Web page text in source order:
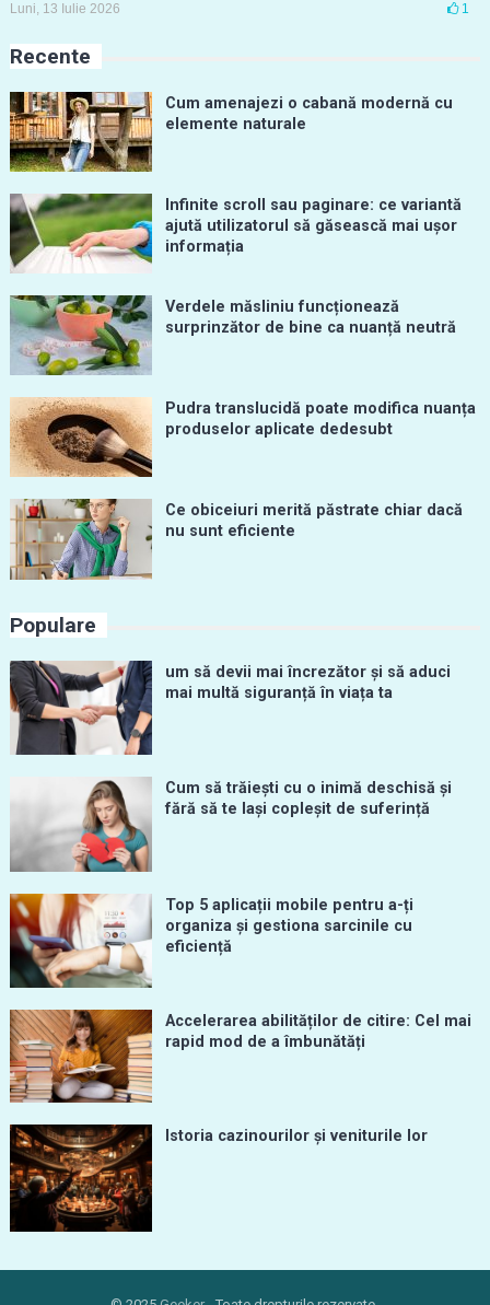
Luni, 13 Iulie 2026 1
Recente
Cum amenajezi o cabană modernă cu
elemente naturale
Infinite scroll sau paginare: ce variantă
ajută utilizatorul să găsească mai ușor
informația
Verdele măsliniu funcționează
surprinzător de bine ca nuanță neutră
Pudra translucidă poate modifica nuanța
produselor aplicate dedesubt
Ce obiceiuri merită păstrate chiar dacă
nu sunt eficiente
Populare
um să devii mai încrezător și să aduci
mai multă siguranță în viața ta
Cum să trăiești cu o inimă deschisă și
fără să te lași copleșit de suferință
Top 5 aplicații mobile pentru a-ți
organiza și gestiona sarcinile cu
eficiență
Accelerarea abilităților de citire: Cel mai
rapid mod de a îmbunătăți
Istoria cazinourilor și veniturile lor